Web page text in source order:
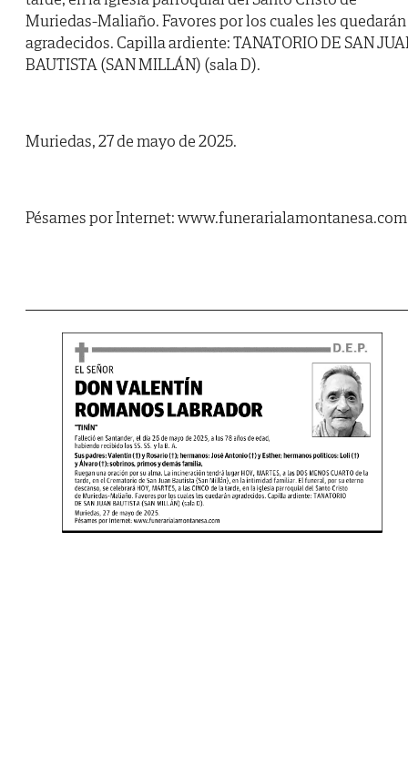
Muriedas-Maliaño. Favores por los cuales les quedarán
agradecidos. Capilla ardiente: TANATORIO DE SAN
BAUTISTA (SAN MILLÁN) (sala D).
Muriedas, 27 de mayo de 2025.
Pésames por Internet: www.funerarialamontanesa.com